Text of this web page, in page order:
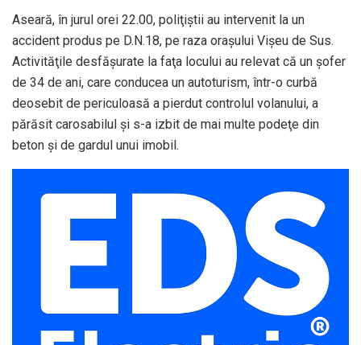
Aseară, în jurul orei 22.00, poliţiştii au intervenit la un
accident produs pe D.N.18, pe raza oraşului Vişeu de Sus.
Activităţile desfăşurate la faţa locului au relevat că un şofer
de 34 de ani, care conducea un autoturism, într-o curbă
deosebit de periculoasă a pierdut controlul volanului, a
părăsit carosabilul şi s-a izbit de mai multe podeţe din
beton şi de gardul unui imobil.